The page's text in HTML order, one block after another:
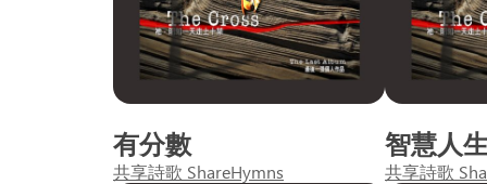
有分數
共享詩歌 ShareHymns
智慧人
共享詩歌